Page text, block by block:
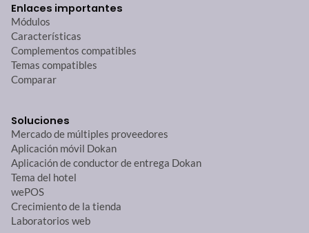
Enlaces importantes
Módulos
Características
Complementos compatibles
Temas compatibles
Comparar
Soluciones
Mercado de múltiples proveedores
Aplicación móvil Dokan
Aplicación de conductor de entrega Dokan
Tema del hotel
wePOS
Crecimiento de la tienda
Laboratorios web